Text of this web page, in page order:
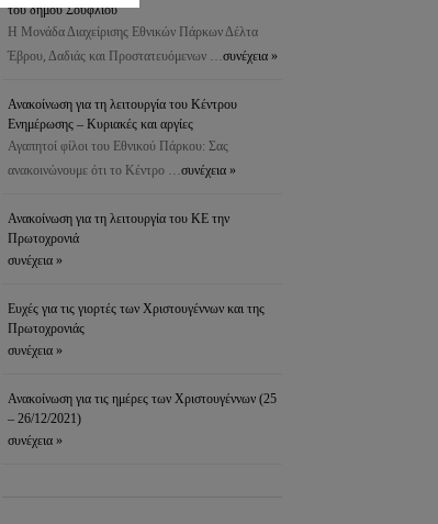
του δήμου Σουφλίου
Η Μονάδα Διαχείρισης Εθνικών Πάρκων Δέλτα
Έβρου, Δαδιάς και Προστατευόμενων …συνέχεια »
Ανακοίνωση για τη λειτουργία του Κέντρου
Ενημέρωσης – Κυριακές και αργίες
Αγαπητοί φίλοι του Εθνικού Πάρκου: Σας
ανακοινώνουμε ότι το Κέντρο …συνέχεια »
Ανακοίνωση για τη λειτουργία του ΚΕ την
Πρωτοχρονιά
συνέχεια »
Ευχές για τις γιορτές των Χριστουγέννων και της
Πρωτοχρονιάς
συνέχεια »
Ανακοίνωση για τις ημέρες των Χριστουγέννων (25
– 26/12/2021)
συνέχεια »